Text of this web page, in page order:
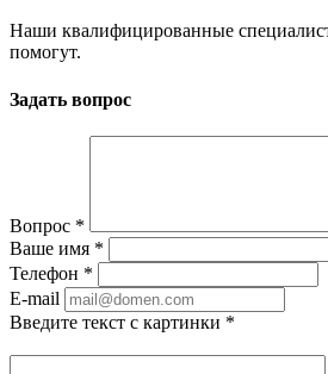
Наши квалифицированные
помогут.
Задать вопрос
Вопрос *
Ваше имя *
Телефон *
E-mail
Введите текст с картинки *